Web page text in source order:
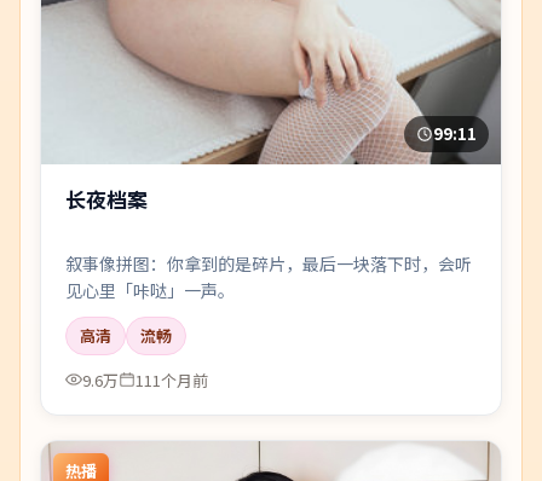
99:11
长夜档案
叙事像拼图：你拿到的是碎片，最后一块落下时，会听
见心里「咔哒」一声。
高清
流畅
9.6万
111个月前
热播